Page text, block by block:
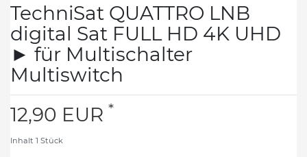
TechniSat QUATTRO LNB
digital Sat FULL HD 4K UHD
► für Multischalter
Multiswitch
12,90 EUR *
Inhalt 1 Stück